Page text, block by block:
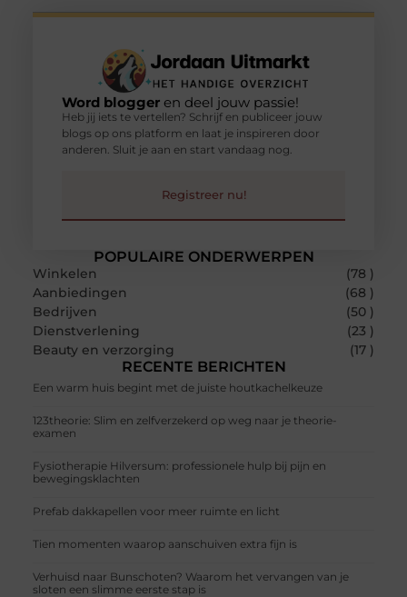
POPULAIRE ONDERWERPEN
Winkelen
(78 )
Aanbiedingen
(68 )
Bedrijven
(50 )
Dienstverlening
(23 )
Beauty en verzorging
(17 )
RECENTE BERICHTEN
Een warm huis begint met de juiste houtkachelkeuze
123theorie: Slim en zelfverzekerd op weg naar je theorie-
examen
Fysiotherapie Hilversum: professionele hulp bij pijn en
bewegingsklachten
Prefab dakkapellen voor meer ruimte en licht
Tien momenten waarop aanschuiven extra fijn is
Verhuisd naar Bunschoten? Waarom het vervangen van je
sloten een slimme eerste stap is
Word bloggeren deel jouw passie!
Heb jij iets te vertellen? Schrijf en publiceer jouw
blogs op ons platform en laat je inspireren door
anderen. Sluit je aan en start vandaag nog.
Registreer nu!